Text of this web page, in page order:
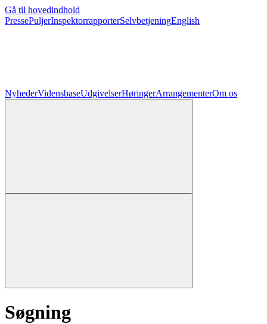
Gå til hovedindhold
PressePuljerInspektorrapporterSelvbetjeningEnglish
NyhederVidensbaseUdgivelserHøringerArrangementerOm os
Søgning